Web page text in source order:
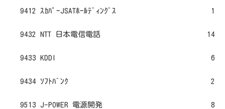
9412 ｽｶﾊﾟｰJSATﾎｰﾙﾃﾞｨﾝｸﾞｽ 1
9432 NTT 日本電信電話 14
9433 KDDI 6
9434 ｿﾌﾄﾊﾞﾝｸ 2
9513 J-POWER 電源開発 8